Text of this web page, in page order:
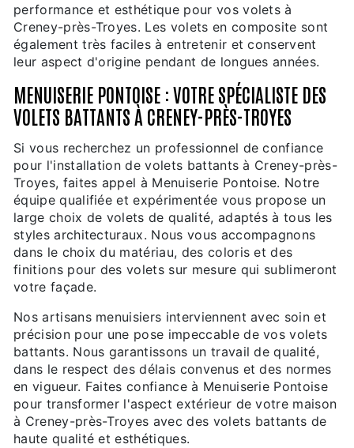
performance et esthétique pour vos volets à
Creney-près-Troyes. Les volets en composite sont
également très faciles à entretenir et conservent
leur aspect d'origine pendant de longues années.
MENUISERIE PONTOISE : VOTRE SPÉCIALISTE DES
VOLETS BATTANTS À CRENEY-PRÈS-TROYES
Si vous recherchez un professionnel de confiance
pour l'installation de volets battants à Creney-près-
Troyes, faites appel à Menuiserie Pontoise. Notre
équipe qualifiée et expérimentée vous propose un
large choix de volets de qualité, adaptés à tous les
styles architecturaux. Nous vous accompagnons
dans le choix du matériau, des coloris et des
finitions pour des volets sur mesure qui sublimeront
votre façade.
Nos artisans menuisiers interviennent avec soin et
précision pour une pose impeccable de vos volets
battants. Nous garantissons un travail de qualité,
dans le respect des délais convenus et des normes
en vigueur. Faites confiance à Menuiserie Pontoise
pour transformer l'aspect extérieur de votre maison
à Creney-près-Troyes avec des volets battants de
haute qualité et esthétiques.